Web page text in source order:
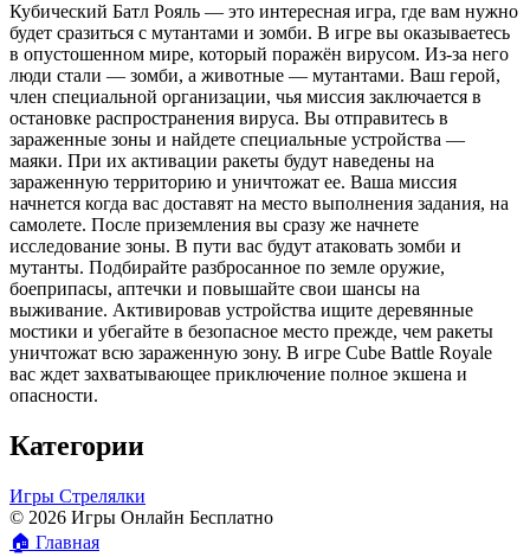
Кубический Батл Рояль — это интересная игра, где вам нужно
будет сразиться с мутантами и зомби. В игре вы оказываетесь
в опустошенном мире, который поражён вирусом. Из-за него
люди стали — зомби, а животные — мутантами. Ваш герой,
член специальной организации, чья миссия заключается в
остановке распространения вируса. Вы отправитесь в
зараженные зоны и найдете специальные устройства —
маяки. При их активации ракеты будут наведены на
зараженную территорию и уничтожат ее. Ваша миссия
начнется когда вас доставят на место выполнения задания, на
самолете. После приземления вы сразу же начнете
исследование зоны. В пути вас будут атаковать зомби и
мутанты. Подбирайте разбросанное по земле оружие,
боеприпасы, аптечки и повышайте свои шансы на
выживание. Активировав устройства ищите деревянные
мостики и убегайте в безопасное место прежде, чем ракеты
уничтожат всю зараженную зону. В игре Cube Battle Royale
вас ждет захватывающее приключение полное экшена и
опасности.
Категории
Игры Стрелялки
© 2026 Игры Онлайн Бесплатно
🏠 Главная